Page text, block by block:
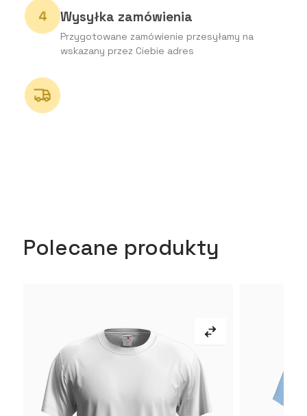
Wysyłka zamówienia
Przygotowane zamówienie przesyłamy na
wskazany przez Ciebie adres
Polecane produkty